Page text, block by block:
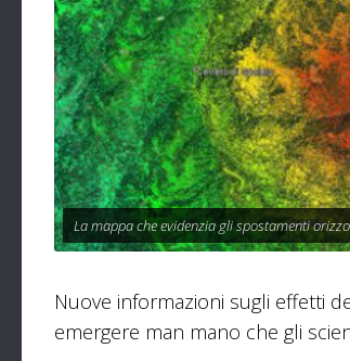
La mappa che evidenzia gli spostamenti
Nuove informazioni sugli effetti
emergere man mano che gli